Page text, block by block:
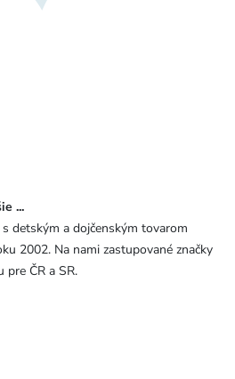
...
detským a dojčenským tovarom
2002. Na nami zastupované značky
pre ČR a SR.